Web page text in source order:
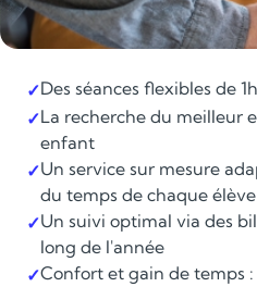
✓Des séances flexibles de
✓La recherche du meilleur
enfant
✓Un service sur mesure
du temps de chaque élève
✓Un suivi optimal via des
long de l'année
✓Confort et gain de temps